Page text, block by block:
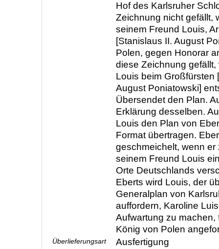
Hof des Karlsruher
Zeichnung nicht gefällt,
seinem Freund Louis,
[Stanislaus II. August
Polen, gegen Honorar
diese Zeichnung gefällt,
Louis beim Großfürsten
August Poniatowski]
Übersendet den Plan.
Erklärung desselben.
Louis den Plan von
Format übertragen.
geschmeichelt, wenn er
seinem Freund Louis
Orte Deutschlands
Eberts wird Louis, der
Generalplan von
auffordern, Karoline
Aufwartung zu machen,
König von Polen
Überlieferungsart Ausfertigung